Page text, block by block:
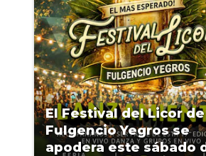
El Festival del Licor de
Fulgencio Yegros se
apodera este sábado